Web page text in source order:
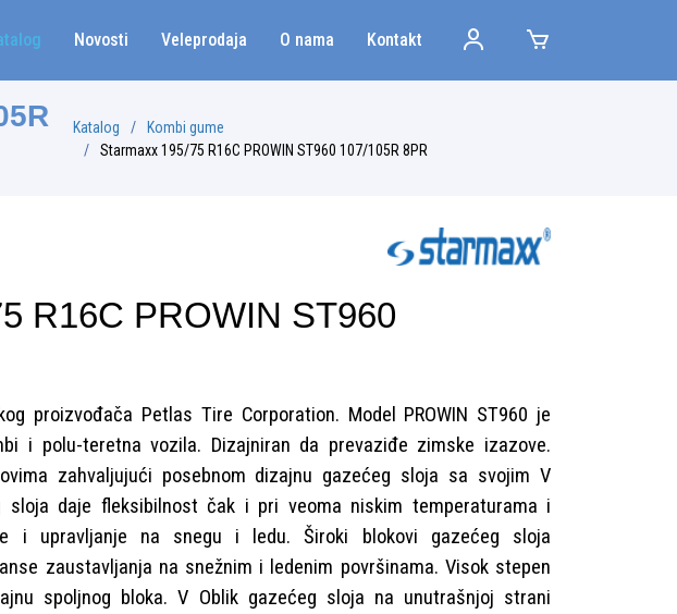
Novosti Veleprodaja O nama Kontakt
Katalog
Kombi gume
Starmaxx 195/75 R16C PROWIN ST960 107/105R 8PR
R16C PROWIN ST960
proizvođača Petlas Tire Corporation. Model PROWIN ST960 je
i polu-teretna vozila. Dizajniran da prevaziđe zimske izazove.
zahvaljujući posebnom dizajnu gazećeg sloja sa svojim V
sloja daje fleksibilnost čak i pri veoma niskim temperaturama i
i upravljanje na snegu i ledu. Široki blokovi gazećeg sloja
zaustavljanja na snežnim i ledenim površinama. Visok stepen
spoljnog bloka. V Oblik gazećeg sloja na unutrašnjoj strani